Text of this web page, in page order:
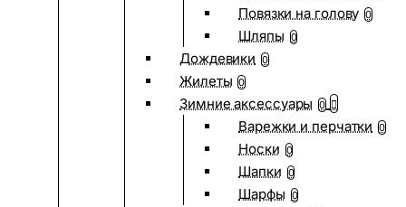
Повязки на голову 0
Шляпы 0
Дождевики 0
Жилеты 0
Зимние аксессуары 0
Варежки и перчатки 0
Носки 0
Шапки 0
Шарфы 0